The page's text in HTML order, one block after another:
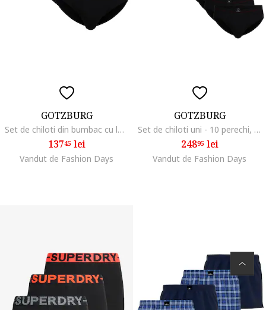
GOTZBURG
Set de chiloti din bumbac cu logo discret - 5 perechi, Negru
13745lei
Vandut de Fashion Days
GOTZBURG
Set de chiloti uni - 10 perechi, Negru
24895lei
Vandut de Fashion Days